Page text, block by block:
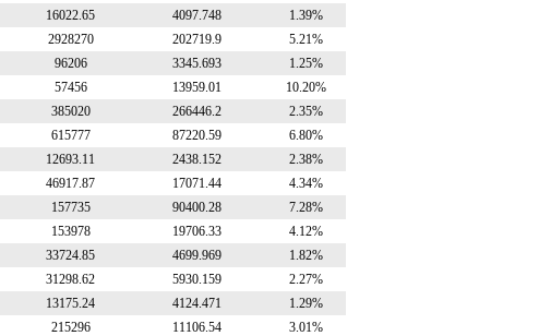
16022.65 4097.748
1.39%
2928270 202719.9
5.21%
96206 3345.693
1.25%
57456 13959.01
10.20%
385020 266446.2
2.35%
615777 87220.59
6.80%
12693.11 2438.152
2.38%
46917.87 17071.44
4.34%
157735 90400.28
7.28%
153978 19706.33
4.12%
33724.85 4699.969
1.82%
31298.62 5930.159
2.27%
13175.24 4124.471
1.29%
215296 11106.54
3.01%